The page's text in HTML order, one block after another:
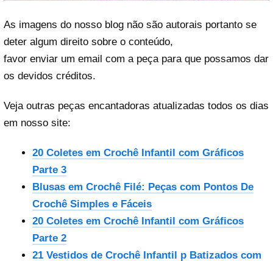
As imagens do nosso blog não são autorais portanto se
deter algum direito sobre o conteúdo,
favor enviar um email com a peça para que possamos dar
os devidos créditos.
Veja outras peças encantadoras atualizadas todos os dias
em nosso site:
20 Coletes em Crochê Infantil com Gráficos
Parte 3
Blusas em Crochê Filé: Peças com Pontos De
Crochê Simples e Fáceis
20 Coletes em Crochê Infantil com Gráficos
Parte 2
21 Vestidos de Crochê Infantil p Batizados com